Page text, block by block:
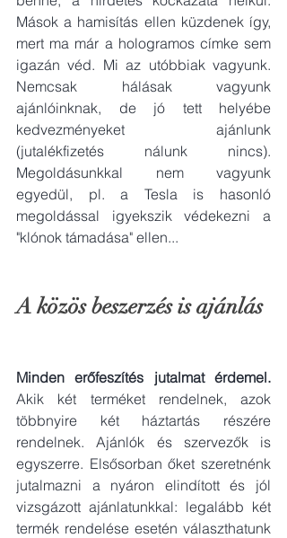
Mások a hamisítás ellen küzdenek így,
mert ma már a hologramos címke sem
igazán véd. Mi az utóbbiak vagyunk.
Nemcsak hálásak vagyunk
ajánlóinknak, de jó tett helyébe
kedvezményeket ajánlunk
(jutalékfizetés nálunk nincs).
Megoldásunkkal nem vagyunk
egyedül, pl. a Tesla is hasonló
megoldással igyekszik védekezni a
"klónok támadása" ellen...
A közös beszerzés is ajánlás
Minden erőfeszítés jutalmat érdemel.
Akik két terméket rendelnek, azok
többnyire két háztartás részére
rendelnek. Ajánlók és szervezők is
egyszerre. Elsősorban őket szeretnénk
jutalmazni a nyáron elindított és jól
vizsgázott ajánlatunkkal: legalább két
termék rendelése esetén választhatunk